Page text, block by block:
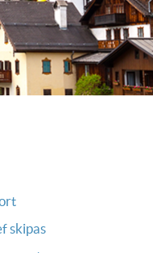
skipas